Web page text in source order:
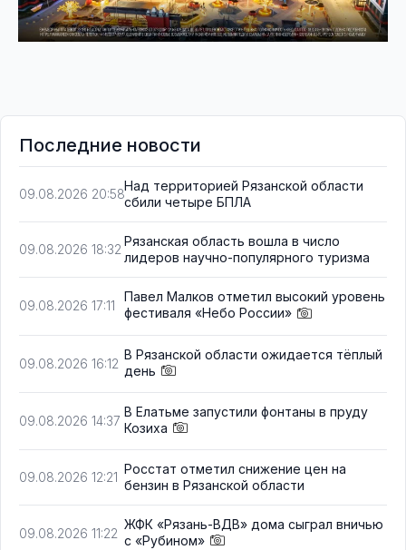
Последние новости
09.08.2026 20:58
Над территорией Рязанской области
сбили четыре БПЛА
09.08.2026 18:32
Рязанская область вошла в число
лидеров научно-популярного туризма
09.08.2026 17:11
Павел Малков отметил высокий уровень
фестиваля «Небо России»
09.08.2026 16:12
В Рязанской области ожидается тёплый
день
09.08.2026 14:37
В Елатьме запустили фонтаны в пруду
Козиха
09.08.2026 12:21
Росстат отметил снижение цен на
бензин в Рязанской области
09.08.2026 11:22
ЖФК «Рязань-ВДВ» дома сыграл вничью
с «Рубином»